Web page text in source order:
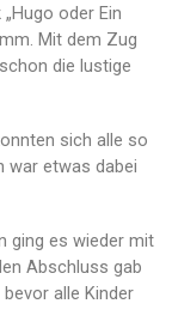
oder Ein
Mit dem Zug
die lustige
sich alle so
war etwas dabei
ging es wieder mit
Abschluss gab
alle Kinder